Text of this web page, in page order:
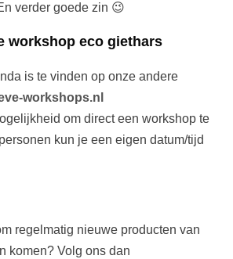
verder goede zin 😉
workshop eco giethars
is te vinden op onze andere
workshops.nl
om direct een workshop te
kun je een eigen datum/tijd
regelmatig nieuwe producten van
komen? Volg ons dan